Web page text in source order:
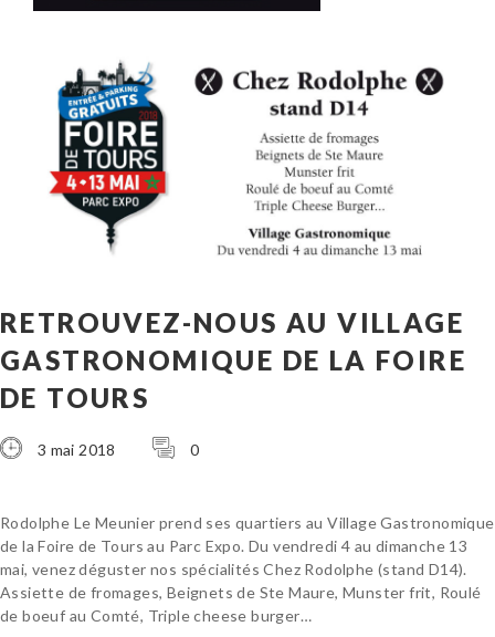
RETROUVEZ-NOUS AU VILLAGE
GASTRONOMIQUE DE LA FOIRE
DE TOURS
3 mai 2018 0
Rodolphe Le Meunier prend ses quartiers au Village Gastronomique
de la Foire de Tours au Parc Expo. Du vendredi 4 au dimanche 13
mai, venez déguster nos spécialités Chez Rodolphe (stand D14).
Assiette de fromages, Beignets de Ste Maure, Munster frit, Roulé
de boeuf au Comté, Triple cheese burger…